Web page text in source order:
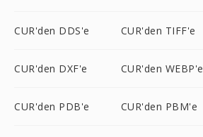
CUR'den DDS'e CUR'den TIFF'e
CUR'den DXF'e CUR'den WEBP'e
CUR'den PDB'e CUR'den PBM'e